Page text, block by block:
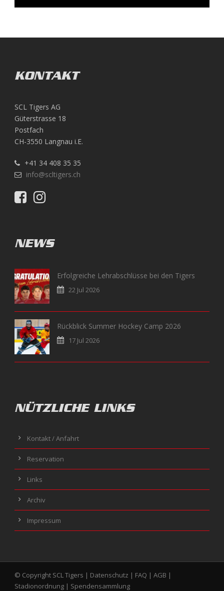
KONTAKT
SCL Tigers AG
Güterstrasse 18
Postfach
CH-3550 Langnau i.E.
+41 34 408 35 35
info@scltigers.ch
NEWS
Erfolgreiche Lehrabschlüsse bei den Tigers
22 Jul 2026
Rückblick Summer Hockey Camp 2026
17 Jul 2026
NÜTZLICHE LINKS
Kontakt / Anfahrt
Reservation
Links
Archiv
Impressum
© Copyright SCL Tigers | Datenschutz | FAQ | AGB |
Stadionordnung | Spendensammlung